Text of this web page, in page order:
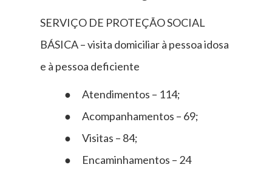
SERVIÇO DE PROTEÇÃO SOCIAL
BÁSICA – visita domiciliar à pessoa idosa
e à pessoa deficiente
● Atendimentos – 114;
● Acompanhamentos – 69;
● Visitas – 84;
● Encaminhamentos – 24